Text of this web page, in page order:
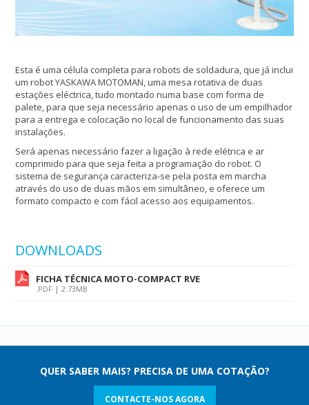
Esta é uma célula completa para robots de soldadura, que já inclui
um robot YASKAWA MOTOMAN, uma mesa rotativa de duas
estações eléctrica, tudo montado numa base com forma de
palete, para que seja necessário apenas o uso de um empilhador
para a entrega e colocação no local de funcionamento das suas
instalações.
Será apenas necessário fazer a ligação à rede elétrica e ar
comprimido para que seja feita a programação do robot. O
sistema de segurança caracteriza-se pela posta em marcha
através do uso de duas mãos em simultâneo, e oferece um
formato compacto e com fácil acesso aos equipamentos.
DOWNLOADS
FICHA TÉCNICA MOTO-COMPACT RVE
.PDF | 2.73MB
QUER SABER MAIS? PRECISA DE UMA COTAÇÃO?
CONTACTE-NOS AGORA